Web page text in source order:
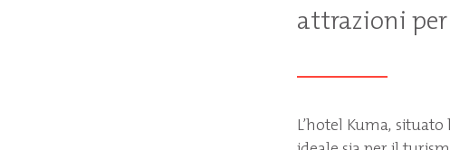
attrazioni
L’hotel Kuma,